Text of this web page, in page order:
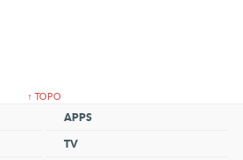
↑ TOPO
APPS
TV